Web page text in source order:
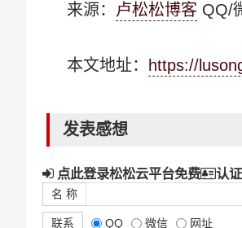
来源： 卢松松博客 QQ/
本文地址： https://
发表感想
点此登录松松云平台免费 认证
名 称
联系 QQ 微信 网址